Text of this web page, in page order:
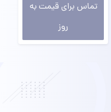
تماس برای قیمت به
روز